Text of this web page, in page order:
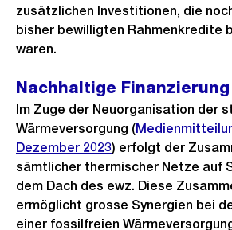
zusätzlichen Investitionen, die
bisher bewilligten Rahmenkredite
waren.
Nachhaltige Finanzierung
Im Zuge der Neuorganisation der
Wärmeversorgung (
Dezember 2023) erfolgt der
sämtlicher thermischer Netze auf
dem Dach des ewz. Diese
ermöglicht grosse Synergien bei
einer fossilfreien